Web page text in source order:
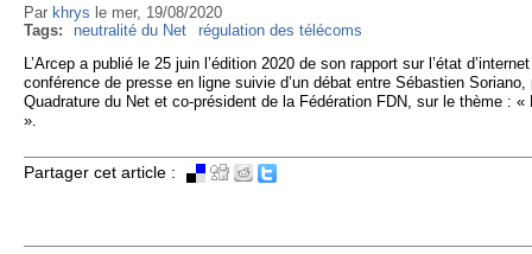
Par khrys le mer, 19/08/2020
Tags:
neutralité du Net
régulation des télécoms
L’Arcep a publié le 25 juin l’édition 2020 de son rapport sur l’état
conférence de presse en ligne suivie d’un débat entre Sébastien
Quadrature du Net et co-président de la Fédération FDN, sur le thème :
».
Partager cet article :